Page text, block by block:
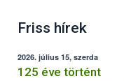
Friss hírek
2026. július 15, szerda
125 éve történt